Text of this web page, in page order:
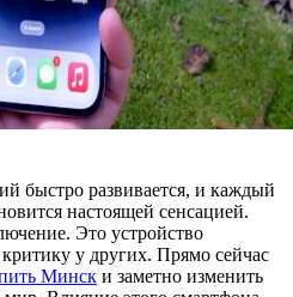
быстро развивается, и каждый
настоящей сенсацией.
Это устройство
у других. Прямо сейчас
Минск и заметно изменить